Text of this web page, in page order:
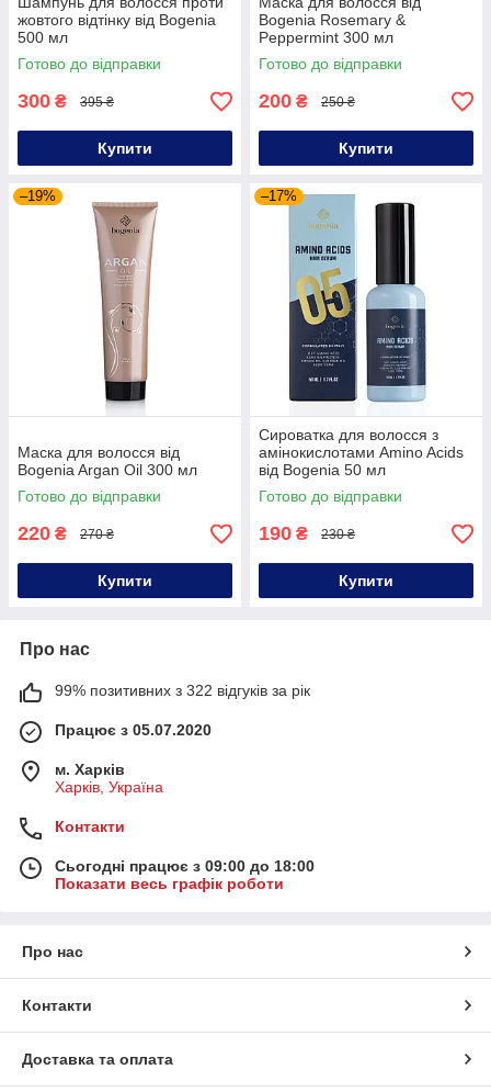
жовтого відтінку від Bogenia
500 мл
Готово до відправки
300 ₴ 395 ₴
Купити
Bogenia Rosemary &
Peppermint 300 мл
Готово до відправки
200 ₴ 250 ₴
Купити
–19%
Маска для волосся від
Bogenia Argan Oil 300 мл
Готово до відправки
220 ₴ 270 ₴
Купити
–17%
Сироватка для волосся з
амінокислотами Amino Acids
від Bogenia 50 мл
Готово до відправки
190 ₴ 230 ₴
Купити
Про нас
99% позитивних з 322 відгуків за рік
Працює з 05.07.2020
м. Харків
Харків, Україна
Контакти
Сьогодні працює з 09:00 до 18:00
Показати весь графік роботи
Про нас
Контакти
Доставка та оплата